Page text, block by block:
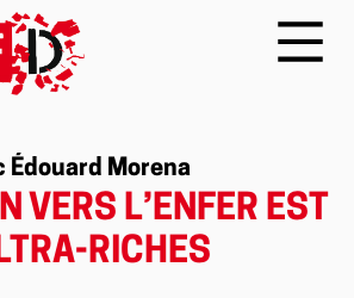
Édouard Morena
VERS L’ENFER EST
RICHES